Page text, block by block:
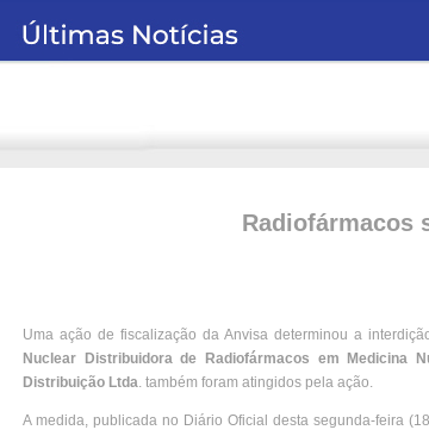
Radiofármacos
Uma ação de fiscalização da Anvisa determinou a
Nuclear Distribuidora de Radiofármacos em Medicina
Distribuição Ltda. também foram atingidos pela ação.
A medida, publicada no Diário Oficial desta segunda-feira